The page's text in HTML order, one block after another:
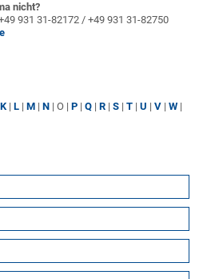
nicht?
931 31-82172 / +49 931 31-82750
K|L |M |N | O |P |Q |R |S |T |U |V |W |